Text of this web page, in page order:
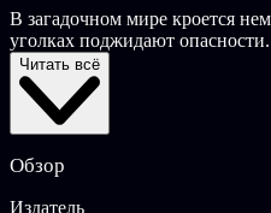
В загадочном мире кроется
уголках поджидают
моя стихийная ярость их
первозданной мощью,
В момент конвергенции мне
существо, выкованное в ярости
Пришло время навести порядок!
Я — сама сущность древних
Читать всё
Обзор
Издатель